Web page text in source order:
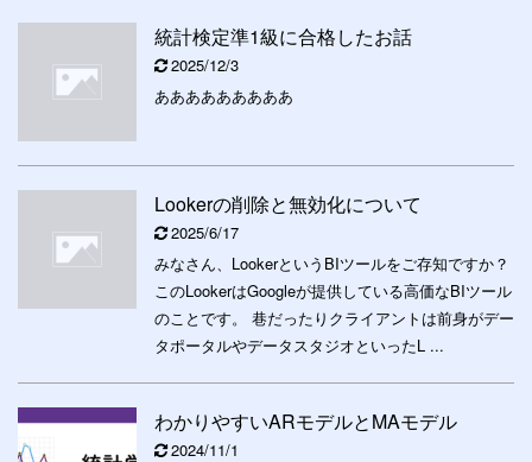
統計検定準1級に合格したお話
2025/12/3
あああああああああ
Lookerの削除と無効化について
2025/6/17
みなさん、LookerというBIツールをご存知ですか？
このLookerはGoogleが提供している高価なBIツール
のことです。 巷だったりクライアントは前身がデー
タポータルやデータスタジオといったL ...
わかりやすいARモデルとMAモデル
2024/11/1